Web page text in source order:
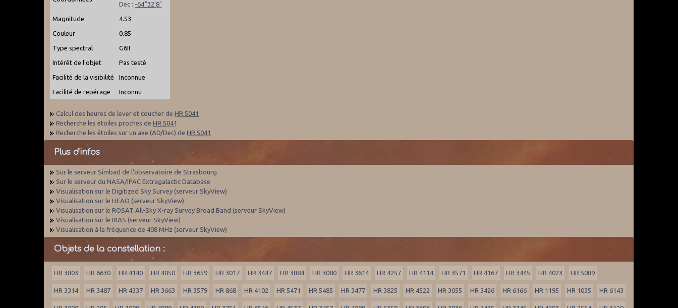
Dec : -64°32'8"
Magnitude 4.53
Couleur 0.85
Type spectral G6II
Intérêt de l'objet Pas testé
Facilité de la visibilité Inconnue
Facilité de repérage Inconnu
Calcul des heures de lever et coucher deHR 5041
Recherche les étoiles proches deHR 5041
Recherche les étoiles sur un axe (AD/Dec) deHR 5041
Plus d'infos
Sur le serveur Simbad de l'observatoire de Strasbourg
Sur le serveur du NASA/IPAC Extragalactic Database
Visualisation sur le Digitized Sky Survey (serveur SkyView)
Visualisation sur le HEAO (serveur SkyView)
Visualisation sur le ROSAT All-Sky X-ray Survey Broad Band (serveur SkyView)
Visualisation sur le IRAS (serveur SkyView)
Visualisation à la fréquence de 408 MHz (serveur SkyView)
Objets de la constellation :
HR 3803 HR 6630 HR 4140 HR 4050 HR 3659 HR 3017 HR 3447 HR 3884 HR 3080 HR 3614 HR 4257 HR 4114 HR 3571 HR 4167 HR 3445 HR 4023 HR 5089
HR 3314 HR 3487 HR 4337 HR 3663 HR 3579 HR 868 HR 4102 HR 5471 HR 5485 HR 3477 HR 3825 HR 4522 HR 3055 HR 3426 HR 6166 HR 1195 HR 1035 HR 6143